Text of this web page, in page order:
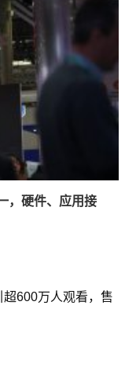
，硬件、应用接